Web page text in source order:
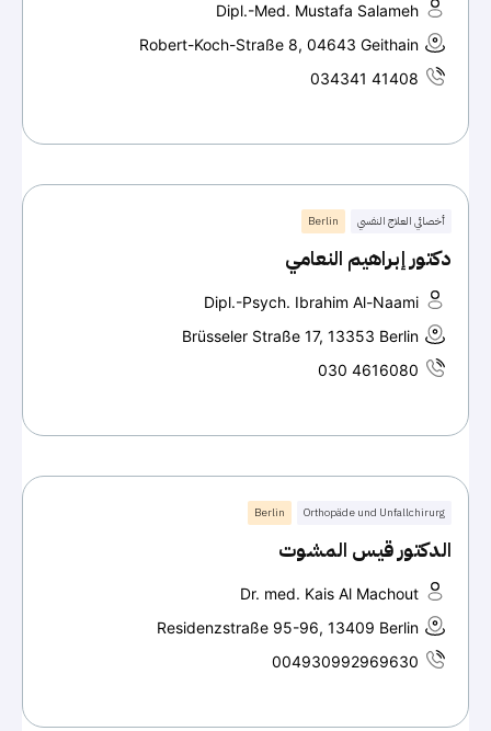
Dipl.-Med. Mustafa Salameh
Robert-Koch-Straße 8, 04643 Geithain
034341 41408
أخصائي العلاج النفسي Berlin
دكتور إبراهيم النعامي
Dipl.-Psych. Ibrahim Al-Naami
Brüsseler Straße 17, 13353 Berlin
030 4616080
Orthopäde und Unfallchirurg
Berlin
الدكتور قيس المشوت
Dr. med. Kais Al Machout
Residenzstraße 95-96, 13409 Berlin
004930992969630